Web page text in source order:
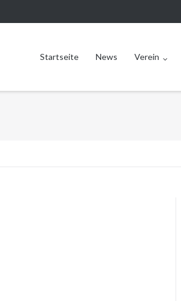
Startseite News Verein